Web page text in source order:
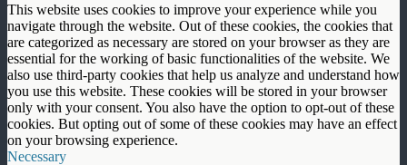
This website uses cookies to improve your experience while you
navigate through the website. Out of these cookies, the cookies that
are categorized as necessary are stored on your browser as they are
essential for the working of basic functionalities of the website. We
also use third-party cookies that help us analyze and understand how
you use this website. These cookies will be stored in your browser
only with your consent. You also have the option to opt-out of these
cookies. But opting out of some of these cookies may have an effect
on your browsing experience.
Necessary